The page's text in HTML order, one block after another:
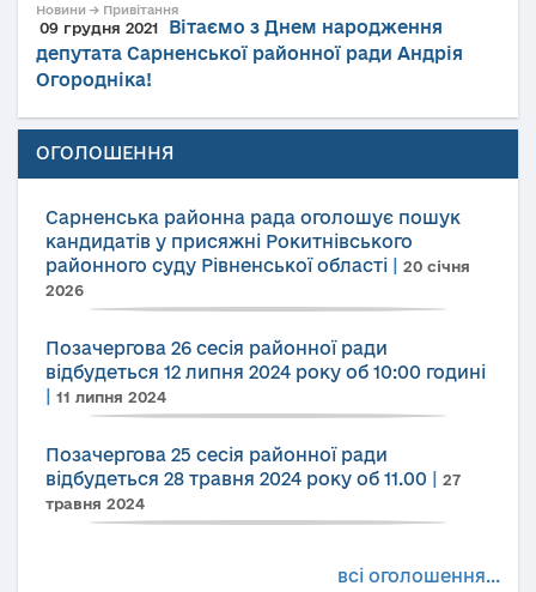
Новини → Привітання
09 грудня 2021
Вітаємо з Днем народження
депутата Сарненської районної ради Андрія
Огородніка!
ОГОЛОШЕННЯ
Сарненська районна рада оголошує пошук
кандидатів у присяжні Рокитнівського
районного суду Рівненської області
20 січня
2026
Позачергова 26 сесія районної ради
відбудеться 12 липня 2024 року об 10:00 годині
11 липня 2024
Позачергова 25 сесія районної ради
відбудеться 28 травня 2024 року об 11.00
27
травня 2024
всі оголошення...